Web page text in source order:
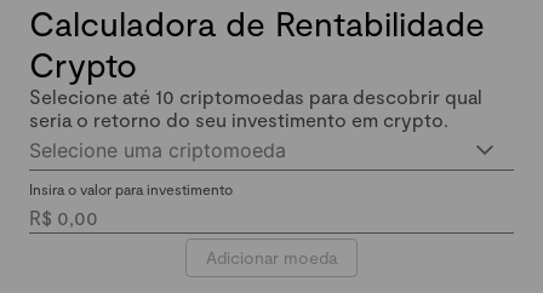
Calculadora de Rentabilidade
Crypto
Selecione até 10 criptomoedas para descobrir qual
seria o retorno do seu investimento em crypto.
Selecione uma criptomoeda
Insira o valor para investimento
Adicionar moeda